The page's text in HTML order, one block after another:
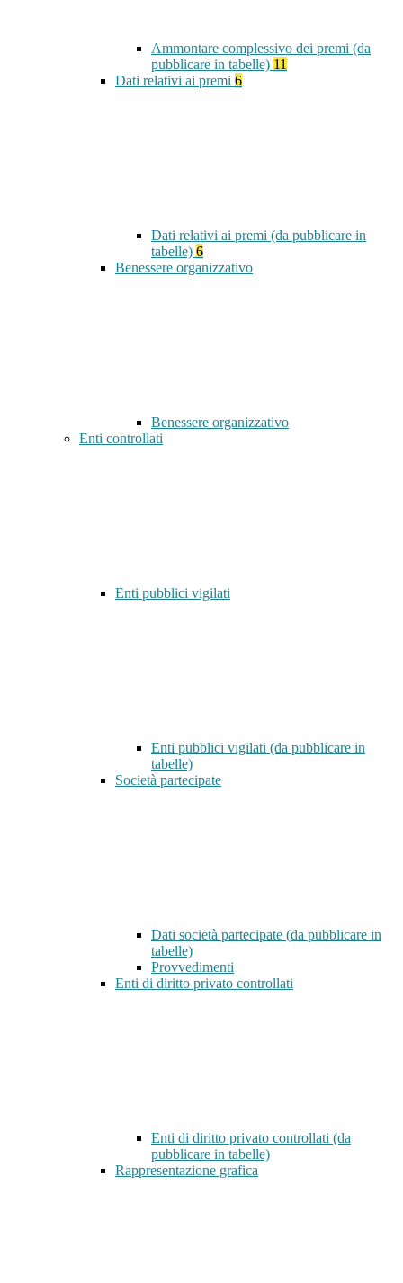
Ammontare complessivo dei premi (da
pubblicare in tabelle) 11
Dati relativi ai premi 6
Dati relativi ai premi (da pubblicare in
tabelle) 6
Benessere organizzativo
Benessere organizzativo
Enti controllati
Enti pubblici vigilati
Enti pubblici vigilati (da pubblicare in
tabelle)
Società partecipate
Dati società partecipate (da pubblicare in
tabelle)
Provvedimenti
Enti di diritto privato controllati
Enti di diritto privato controllati (da
pubblicare in tabelle)
Rappresentazione grafica